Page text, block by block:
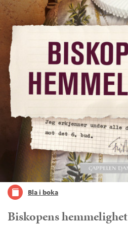
Bla i boka
Biskopens hemmelighet